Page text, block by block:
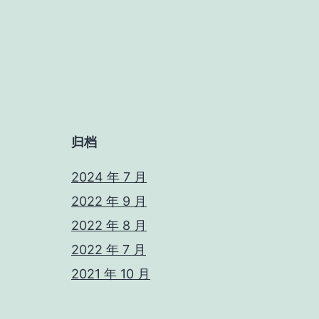
归档
2024 年 7 月
2022 年 9 月
2022 年 8 月
2022 年 7 月
2021 年 10 月